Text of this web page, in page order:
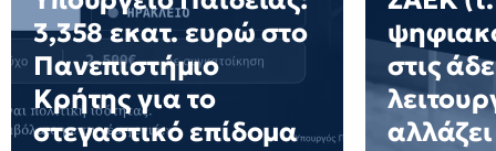
3,358 εκατ. ευρώ στο
Πανεπιστήμιο
Κρήτης για το
στεγαστικό επίδομα
στις